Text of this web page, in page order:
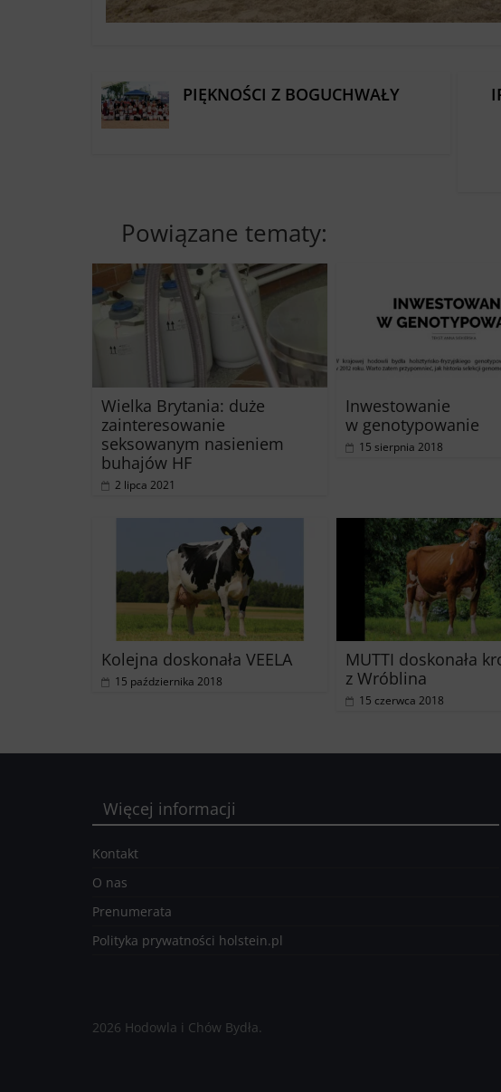
PIĘKNOŚCI Z BOGUCHWAŁY
Powiązane tematy:
Wielka Brytania: duże
zainteresowanie
seksowanym nasieniem
buhajów HF
2 lipca 2021
Inwestowanie
w genotypowanie
15 sierpnia 2018
Kolejna doskonała VEELA
15 października 2018
MUTTI doskonała
z Wróblina
15 czerwca 2018
Więcej informacji
Kontakt
O nas
Prenumerata
Polityka prywatności holstein.pl
2026 Hodowla i Chów Bydła.